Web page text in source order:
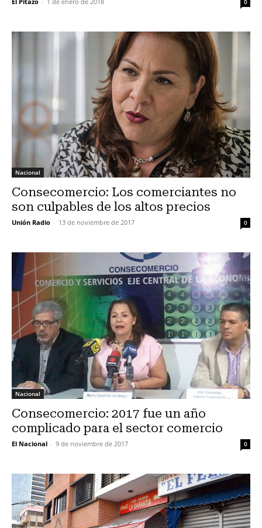
Nacional
Consecomercio: Los comerciantes no
son culpables de los altos precios
Unión Radio - 13 de noviembre de 2017 0
Nacional
Consecomercio: 2017 fue un año
complicado para el sector comercio
El Nacional - 9 de noviembre de 2017 0